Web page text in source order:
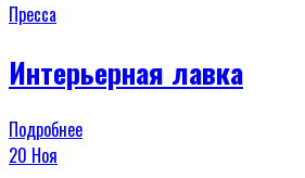
Пресса
Интерьерная лавка
Подробнее
20 Ноя